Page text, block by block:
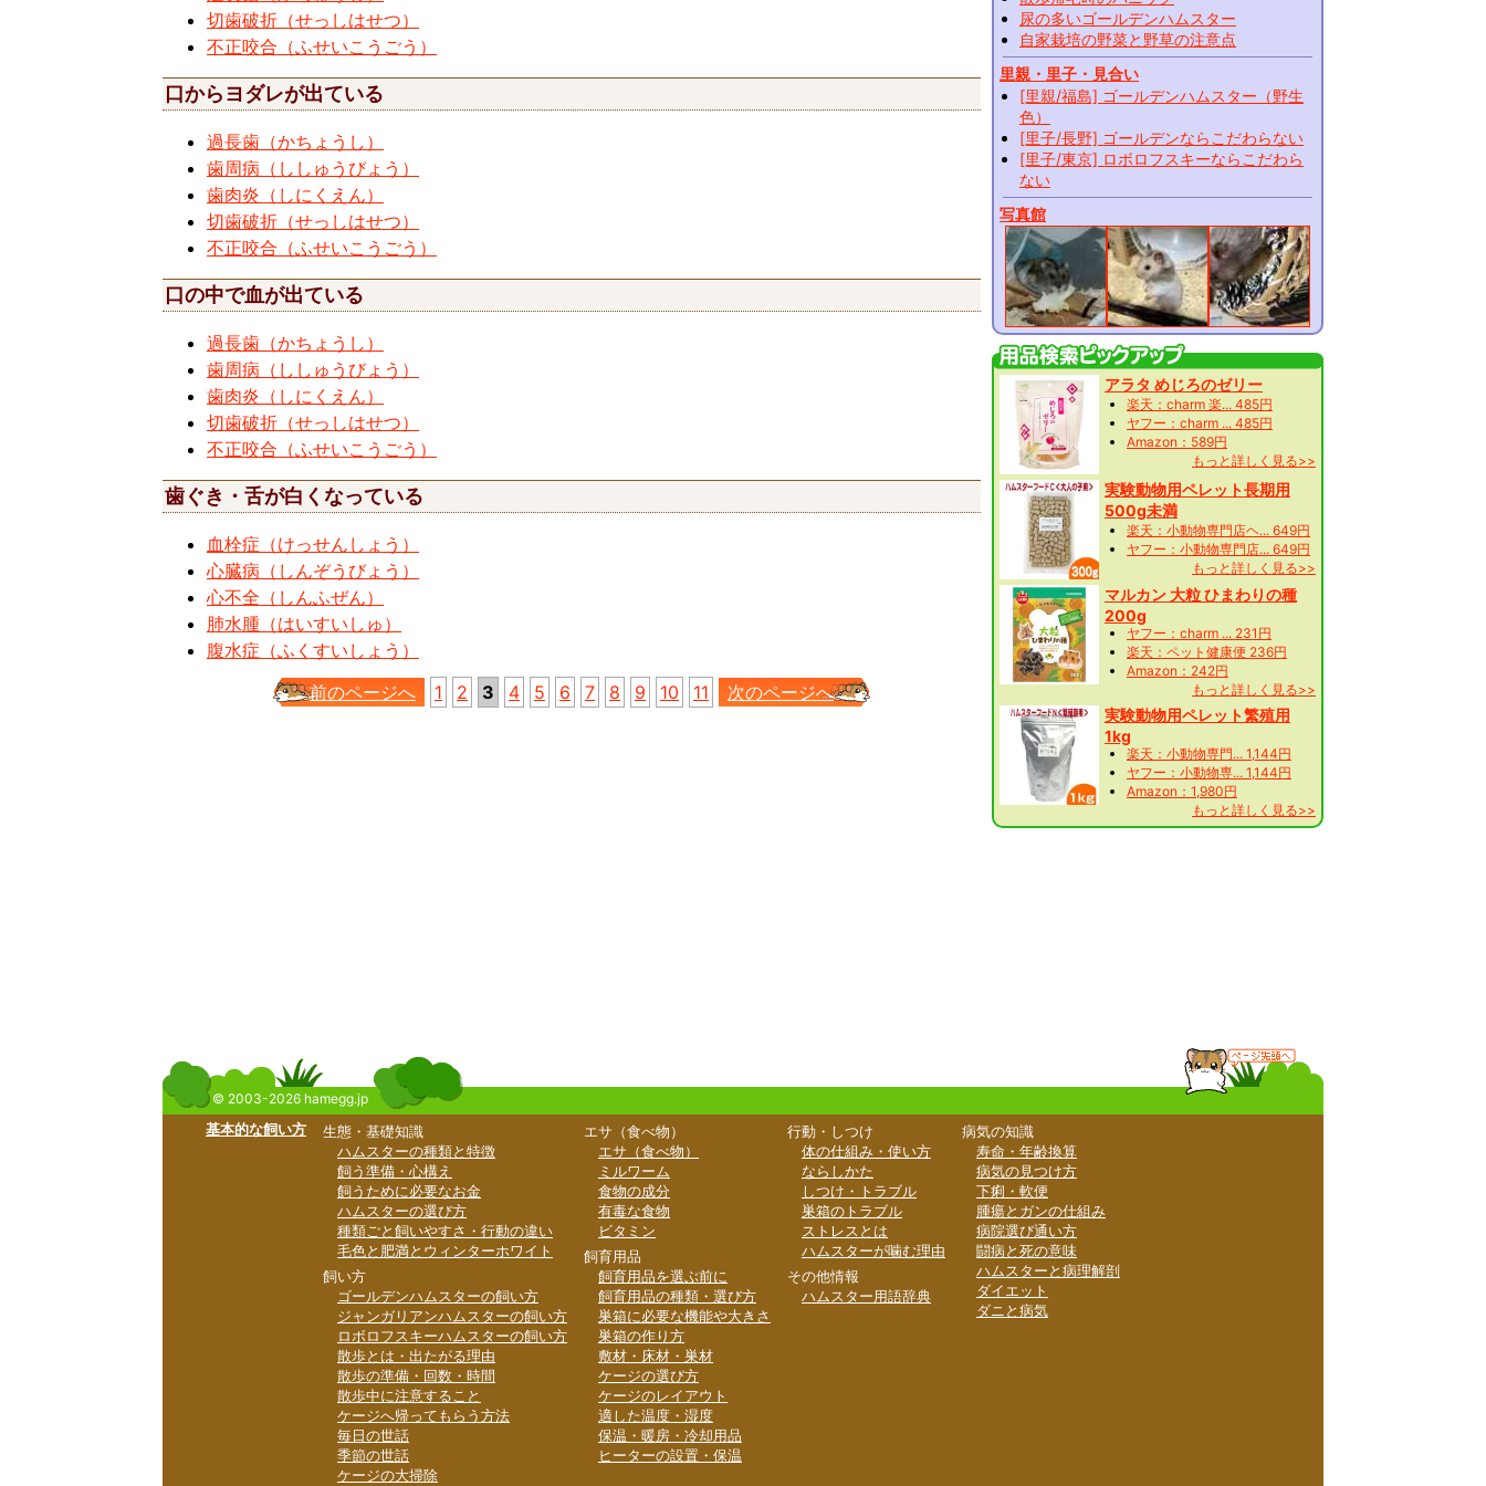
切歯破折（せっしはせつ）
不正咬合（ふせいこうごう）
口からヨダレが出ている
過長歯（かちょうし）
歯周病（ししゅうびょう）
歯肉炎（しにくえん）
切歯破折（せっしはせつ）
不正咬合（ふせいこうごう）
口の中で血が出ている
過長歯（かちょうし）
歯周病（ししゅうびょう）
歯肉炎（しにくえん）
切歯破折（せっしはせつ）
不正咬合（ふせいこうごう）
歯ぐき・舌が白くなっている
血栓症（けっせんしょう）
心臓病（しんぞうびょう）
心不全（しんふぜん）
肺水腫（はいすいしゅ）
腹水症（ふくすいしょう）
前のページへ
1 2 3 4 5 6 7 8 9 10 11 次のページへ
尿の多いゴールデンハムスター
自家栽培の野菜と野草の注意点
里親・里子・見合い
[里親/福島] ゴールデンハムスター（野生
色）
[里子/長野] ゴールデンならこだわらない
[里子/東京] ロボロフスキーならこだわら
ない
写真館
アラタ めじろのゼリー
楽天：charm 楽... 485円
ヤフー：charm ... 485円
Amazon：589円
もっと詳しく見る>>
実験動物用ペレット長期用
500g未満
楽天：小動物専門店ヘ... 649円
ヤフー：小動物専門店... 649円
もっと詳しく見る>>
マルカン 大粒 ひまわりの種
200g
ヤフー：charm ... 231円
楽天：ペット健康便 236円
Amazon：242円
もっと詳しく見る>>
実験動物用ペレット繁殖用
1kg
楽天：小動物専門... 1,144円
ヤフー：小動物専... 1,144円
Amazon：1,980円
もっと詳しく見る>>
© 2003-2026 hamegg.jp
基本的な飼い方
生態・基礎知識
ハムスターの種類と特徴
飼う準備・心構え
飼うために必要なお金
ハムスターの選び方
種類ごと飼いやすさ・行動の違い
毛色と肥満とウィンターホワイト
飼い方
ゴールデンハムスターの飼い方
ジャンガリアンハムスターの飼い方
ロボロフスキーハムスターの飼い方
散歩とは・出たがる理由
散歩の準備・回数・時間
散歩中に注意すること
ケージへ帰ってもらう方法
毎日の世話
季節の世話
ケージの大掃除
エサ（食べ物）
エサ（食べ物）
ミルワーム
食物の成分
有毒な食物
ビタミン
飼育用品
飼育用品を選ぶ前に
飼育用品の種類・選び方
巣箱に必要な機能や大きさ
巣箱の作り方
敷材・床材・巣材
ケージの選び方
ケージのレイアウト
適した温度・湿度
保温・暖房・冷却用品
ヒーターの設置・保温
行動・しつけ
体の仕組み・使い方
ならしかた
しつけ・トラブル
巣箱のトラブル
ストレスとは
ハムスターが噛む理由
その他情報
ハムスター用語辞典
病気の知識
寿命・年齢換算
病気の見つけ方
下痢・軟便
腫瘍とガンの仕組み
病院選び通い方
闘病と死の意味
ハムスターと病理解剖
ダイエット
ダニと病気